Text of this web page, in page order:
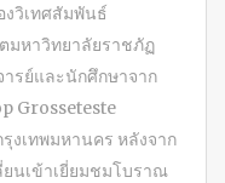
วิเทศสัมพันธ์
มหาวิทยาลัยราชภัฏ
รย์และนักศึกษาจาก
Grosseteste
งเทพมหานคร หลังจาก
นเข้าเยี่ยมชมโบราณ